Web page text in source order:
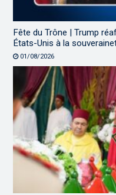
Fête du Trône | Trump
États-Unis à la
01/08/2026